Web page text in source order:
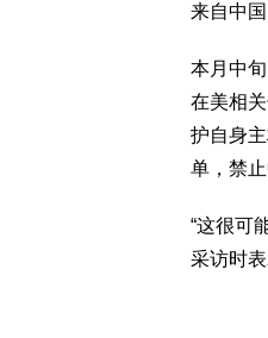
来自中
本月中
在美相
护自身
单，禁
“这很可
采访时